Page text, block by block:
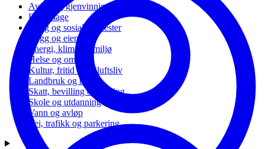
Avfall og gjenvinning
Barnehage
Bolig og sosiale tjenester
Bygg og eiendom
Energi, klima og miljø
Helse og omsorg
Kultur, fritid og friluftsliv
Landbruk og natur
Skatt, bevilling og næring
Skole og utdanning
Vann og avløp
Vei, trafikk og parkering